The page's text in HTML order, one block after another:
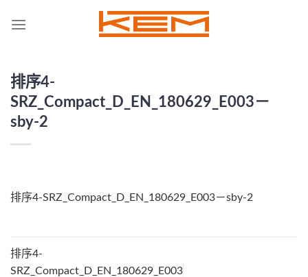
排序4-
SRZ_Compact_D_EN_180629_E003－
sby-2
排序4-SRZ_Compact_D_EN_180629_E003－sby-2
排序4-
SRZ_Compact_D_EN_180629_E003